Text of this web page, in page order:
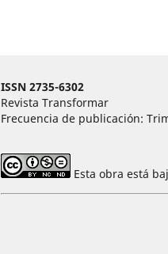
ISSN 2735-6302
Revista Transformar
Frecuencia de publicación:
Esta obra está